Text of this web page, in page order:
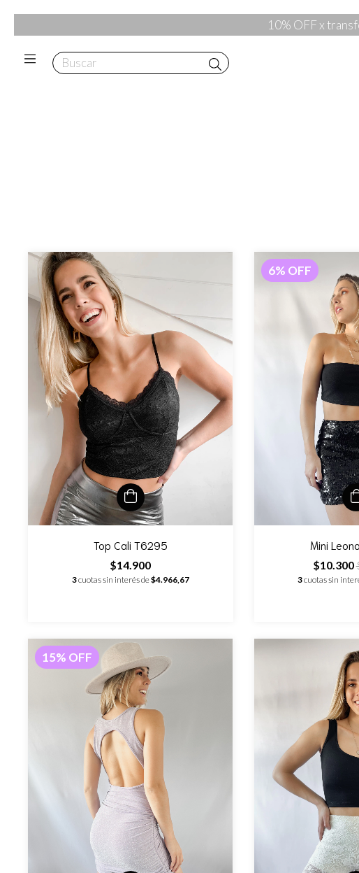
10% OFF x
Top Cali T6295
$14.900
3cuotas sin interés de$4.966,67
6% OFF
Mini
$10.300
3cuotas sin
15% OFF